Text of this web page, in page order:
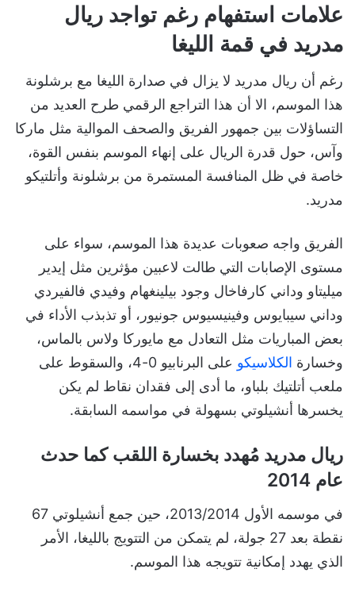
علامات استفهام رغم تواجد ريال
مدريد في قمة الليغا
رغم أن ريال مدريد لا يزال في صدارة الليغا مع برشلونة
هذا الموسم، الا أن هذا التراجع الرقمي طرح العديد من
التساؤلات بين جمهور الفريق والصحف الموالية مثل ماركا
وآس، حول قدرة الريال على إنهاء الموسم بنفس القوة،
خاصة في ظل المنافسة المستمرة من برشلونة وأتلتيكو
مدريد.
الفريق واجه صعوبات عديدة هذا الموسم، سواء على
مستوى الإصابات التي طالت لاعبين مؤثرين مثل إيدير
ميليتاو وداني كارفاخال وجود بيلينغهام وفيدي فالفيردي
وداني سيبايوس وفينيسيوس جونيور، أو تذبذب الأداء في
بعض المباريات مثل التعادل مع مايوركا ولاس بالماس،
وخسارة الكلاسيكو
على البرنابيو 0-4، والسقوط على
ملعب أتلتيك بلباو، ما أدى إلى فقدان نقاط لم يكن
يخسرها أنشيلوتي بسهولة في مواسمه السابقة.
ريال مدريد مُهدد بخسارة اللقب كما حدث
عام 2014
في موسمه الأول 2013/2014، حين جمع أنشيلوتي 67
نقطة بعد 27 جولة، لم يتمكن من التتويج بالليغا، الأمر
الذي يهدد إمكانية تتويجه هذا الموسم.